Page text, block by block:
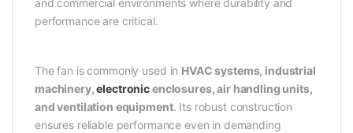
performance are critical.
The fan is commonly used in HVAC systems, industrial
machinery,electronicenclosures, air handling units,
and ventilation equipment. Its robust construction
ensures reliable performance even in demanding